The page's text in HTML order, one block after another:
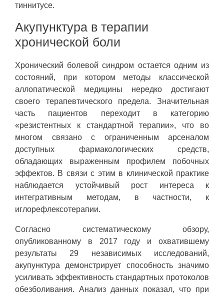
тиннитусе.
Акупунктура в терапии
хронической боли
Хронический болевой синдром остается одним из
состояний, при котором методы классической
аллопатической медицины нередко достигают
своего терапевтического предела. Значительная
часть пациентов переходит в категорию
«резистентных к стандартной терапии», что во
многом связано с ограниченным арсеналом
доступных фармакологических средств,
обладающих выраженным профилем побочных
эффектов. В связи с этим в клинической практике
наблюдается устойчивый рост интереса к
интегративным методам, в частности, к
иглорефлексотерапии.
Согласно систематическому обзору,
опубликованному в 2017 году и охватившему
результаты 29 независимых исследований,
акупунктура демонстрирует способность значимо
усиливать эффективность стандартных протоколов
обезболивания. Анализ данных показал, что при